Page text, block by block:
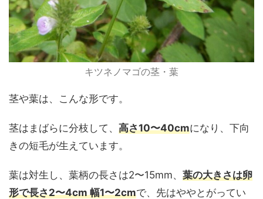
キツネノマゴの茎・葉
茎や葉は、こんな形です。
茎はまばらに分枝して、 高さ10〜40cmになり、下向
きの短毛が生えています。
葉は対生し、葉柄の長さは2〜15mm、 葉の大きさは卵
形で長さ2〜4cm 幅1〜2cmで、先はややとがってい